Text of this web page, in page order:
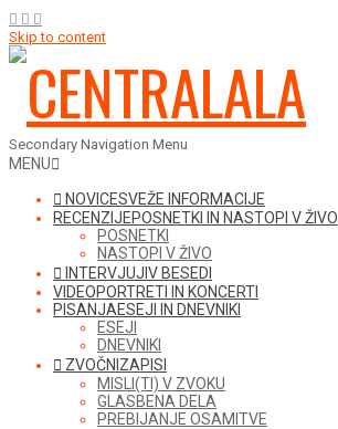
Skip to content
Secondary Navigation Menu
MENU
NOVICESVEŽE INFORMACIJE
RECENZIJEPOSNETKI IN NASTOPI V ŽIVO
POSNETKI
NASTOPI V ŽIVO
INTERVJUJI V BESEDI
VIDEOPORTRETI IN KONCERTI
PISANJAESEJI IN DNEVNIKI
ESEJI
DNEVNIKI
ZVOČNI ZAPISI
MISLI(TI) V ZVOKU
GLASBENA DELA
PREBIJANJE OSAMITVE